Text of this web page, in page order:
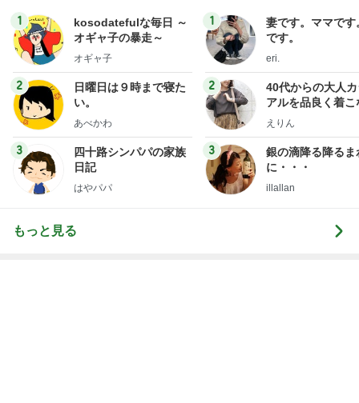
1
kosodatefulな毎日 ～
オギャ子の暴走～
オギャ子
2
日曜日は９時まで寝た
い。
あべかわ
3
四十路シンパパの家族
日記
はやパパ
1
妻です。ママです
です。
eri.
2
40代からの大人
アルを品良く着こ
ファッションブロ
えりん
3
銀の滴降る降るま
に・・・
illallan
もっと見る